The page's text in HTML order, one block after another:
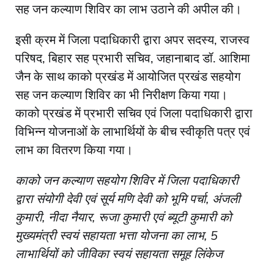
सह जन कल्याण शिविर का लाभ उठाने की अपील की।
इसी क्रम में जिला पदाधिकारी द्वारा अपर सदस्य, राजस्व
परिषद, बिहार सह प्रभारी सचिव, जहानाबाद डॉ. आशिमा
जैन के साथ काको प्रखंड में आयोजित प्रखंड सहयोग
सह जन कल्याण शिविर का भी निरीक्षण किया गया।
काको प्रखंड में प्रभारी सचिव एवं जिला पदाधिकारी द्वारा
विभिन्न योजनाओं के लाभार्थियों के बीच स्वीकृति पत्र एवं
लाभ का वितरण किया गया।
काको जन कल्याण सहयोग शिविर में जिला पदाधिकारी
द्वारा संयोगी देवी एवं सूर्य मणि देवी को भूमि पर्चा, अंजली
कुमारी, नीदा नैयार, रूजा कुमारी एवं ब्यूटी कुमारी को
मुख्यमंत्री स्वयं सहायता भत्ता योजना का लाभ, 5
लाभार्थियों को जीविका स्वयं सहायता समूह लिंकेज